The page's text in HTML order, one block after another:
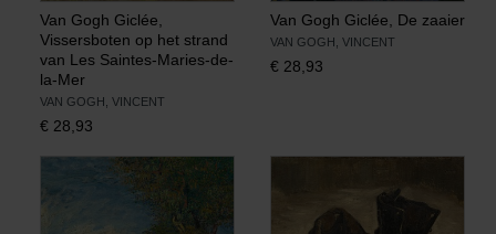
Van Gogh Giclée,
Vissersboten op het strand
van Les Saintes-Maries-de-
la-Mer
VAN GOGH, VINCENT
€ 28,93
Van Gogh Giclée, De zaaier
VAN GOGH, VINCENT
€ 28,93